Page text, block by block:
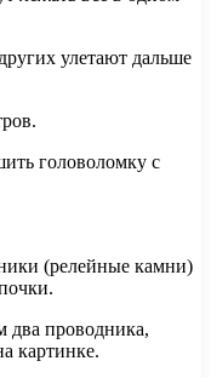
улетают дальше
головоломку с
(релейные камни)
два проводника,
картинке.